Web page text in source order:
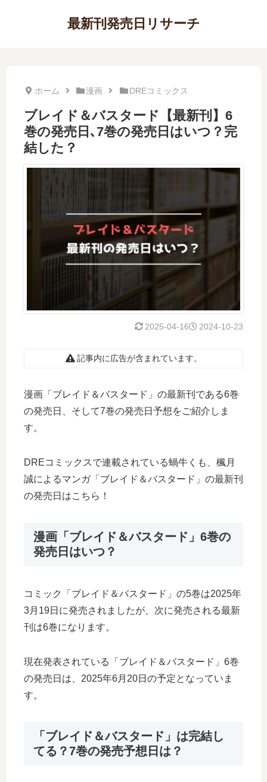
最新刊発売日リサーチ
ホーム 漫画 DREコミックス
ブレイド＆バスタード【最新刊】6
巻の発売日､7巻の発売日はいつ？完
結した？
2024-10-23
2025-04-16
記事内に広告が含まれています。
漫画「ブレイド＆バスタード」の最新刊である6巻
の発売日、そして7巻の発売日予想をご紹介しま
す。
DREコミックスで連載されている蝸牛くも、楓月
誠によるマンガ「ブレイド＆バスタード」の最新刊
の発売日はこちら！
漫画「ブレイド＆バスタード」6巻の
発売日はいつ？
コミック「ブレイド＆バスタード」の5巻は2025年
3月19日に発売されましたが、次に発売される最新
刊は6巻になります。
現在発表されている「ブレイド＆バスタード」6巻
の発売日は、2025年6月20日の予定となっていま
す。
「ブレイド＆バスタード」は完結し
てる？7巻の発売予想日は？